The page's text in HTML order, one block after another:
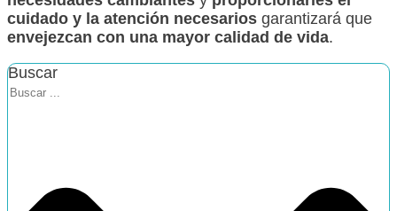
cuidado y la atención necesarios garantizará que
envejezcan con una mayor calidad de vida.
Buscar